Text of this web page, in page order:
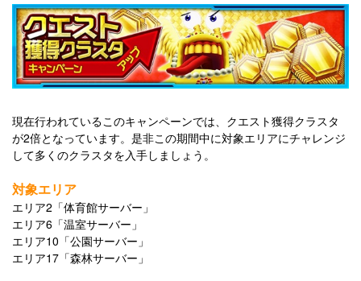
現在行われているこのキャンペーンでは、クエスト獲得クラスタ
が2倍となっています。是非この期間中に対象エリアにチャレンジ
して多くのクラスタを入手しましょう。
対象エリア
エリア2「体育館サーバー」
エリア6「温室サーバー」
エリア10「公園サーバー」
エリア17「森林サーバー」